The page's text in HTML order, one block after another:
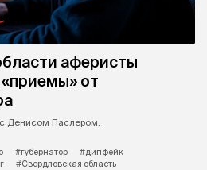
аферисты
от
Денисом Паслером.
#губернатор
#дипфейк
#Свердловская область